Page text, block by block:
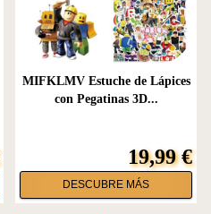
MIFKLMV Estuche de Lápices
con Pegatinas 3D...
19,99 €
DESCUBRE MÁS